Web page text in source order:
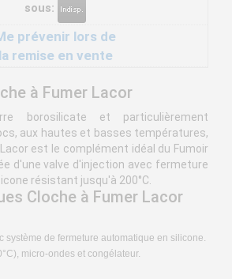
sous:
prévenir lors de
la remise en vente
à Fumer Lacor
borosilicate et particulièrement
aux hautes et basses températures,
Lacor est le complément idéal du Fumoir
d'une valve d'injection avec fermeture
résistant jusqu'à 200°C.
Cloche à Fumer Lacor
système de fermeture automatique en silicone.
micro-ondes et congélateur.